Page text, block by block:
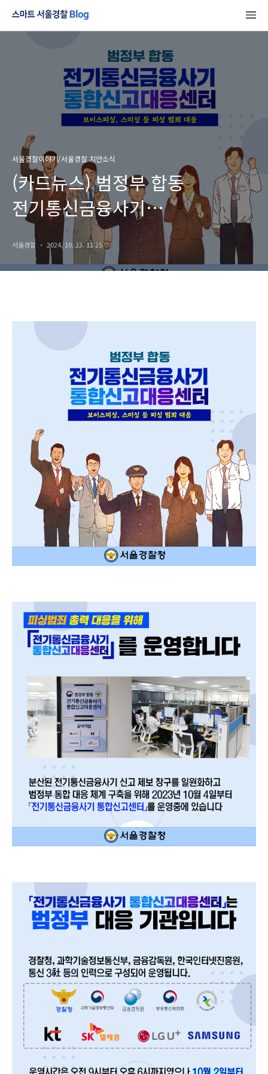
서울경찰이야기/서울경찰 치안소식
(카드뉴스) 범정부 합동
전기통신금융사기
통합신고센터를 소개합니다
서울경찰 2024. 10. 23. 11:25